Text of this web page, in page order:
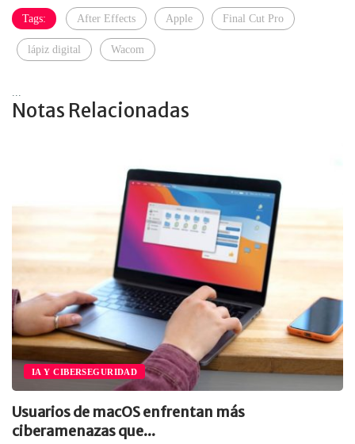
Tags: After Effects Apple Final Cut Pro
lápiz digital Wacom
Notas Relacionadas
IA Y CIBERSEGURIDAD
Usuarios de macOS enfrentan más
ciberamenazas que...